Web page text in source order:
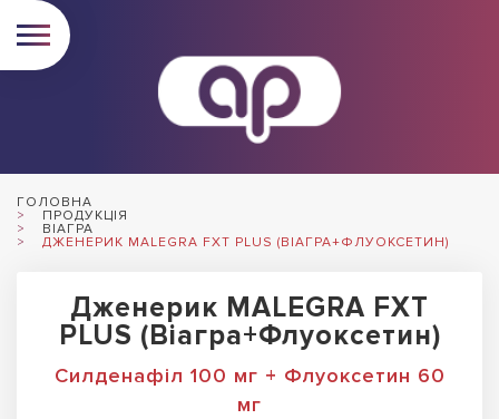
ГОЛОВНА
ПРОДУКЦІЯ
ВІАГРА
ДЖЕНЕРИК MALEGRA FXT PLUS (ВІАГРА+ФЛУОКСЕТИН)
Дженерик MALEGRA FXT
PLUS (Віагра+Флуоксетин)
Силденафіл 100 мг + Флуоксетин 60
мг